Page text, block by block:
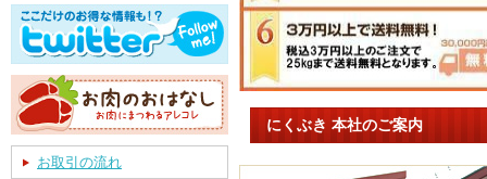
お取引の流れ
にくぶき 本社のご案内